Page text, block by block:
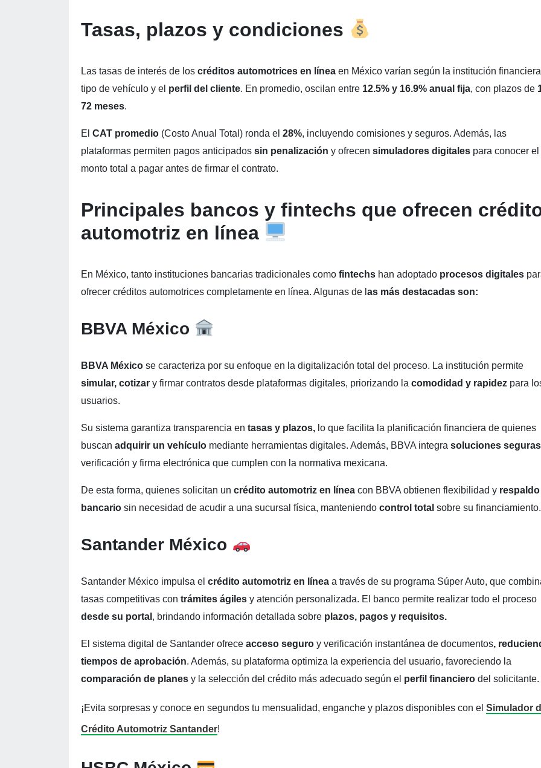
Tasas, plazos y condiciones
Las tasas de interés de los créditos automotrices en línea en México varían según la institución
tipo de vehículo y el perfil del cliente. En promedio, oscilan entre 12.5% y 16.9% anual fija, con plazos de
72 meses.
El CAT promedio (Costo Anual Total) ronda el 28%, incluyendo comisiones y seguros. Además, las
plataformas permiten pagos anticipados sin penalización y ofrecen simuladores digitales para conocer el
monto total a pagar antes de firmar el contrato.
Principales bancos y fintechs que ofrecen
automotriz en línea
En México, tanto instituciones bancarias tradicionales como fintechs han adoptado procesos digitales
ofrecer créditos automotrices completamente en línea. Algunas de l as más destacadas son:
BBVA México
BBVA México se caracteriza por su enfoque en la digitalización total del proceso. La institución permite
simular, cotizar y firmar contratos desde plataformas digitales, priorizando la comodidad y rapidez para
usuarios.
Su sistema garantiza transparencia en tasas y plazos, lo que facilita la planificación financiera de quienes
buscan adquirir un vehículo mediante herramientas digitales. Además, BBVA integra soluciones seguras
verificación y firma electrónica que cumplen con la normativa mexicana.
De esta forma, quienes solicitan un crédito automotriz en línea con BBVA obtienen flexibilidad y respaldo
bancario sin necesidad de acudir a una sucursal física, manteniendo control total sobre su financiamiento.
Santander México
Santander México impulsa el crédito automotriz en línea a través de su programa Súper Auto, que
tasas competitivas con trámites ágiles y atención personalizada. El banco permite realizar todo el proceso
desde su portal , brindando información detallada sobre plazos, pagos y requisitos.
El sistema digital de Santander ofrece acceso seguro y verificación instantánea de documentos,
tiempos de aprobación. Además, su plataforma optimiza la experiencia del usuario, favoreciendo la
comparación de planes y la selección del crédito más adecuado según el perfil financiero del solicitante.
¡Evita sorpresas y conoce en segundos tu mensualidad, enganche y plazos disponibles con el Simulador
Crédito Automotriz Santander!